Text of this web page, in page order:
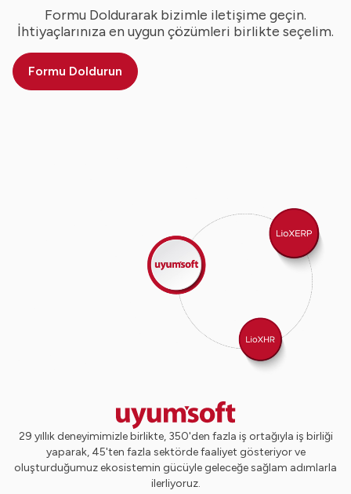
Formu Doldurarak bizimle iletişime geçin.
İhtiyaçlarınıza en uygun çözümleri birlikte seçelim.
Formu Doldurun
29 yıllık deneyimimizle birlikte, 350'den fazla iş ortağıyla iş birliği
yaparak, 45'ten fazla sektörde faaliyet gösteriyor ve
oluşturduğumuz ekosistemin gücüyle geleceğe sağlam adımlarla
ilerliyoruz.